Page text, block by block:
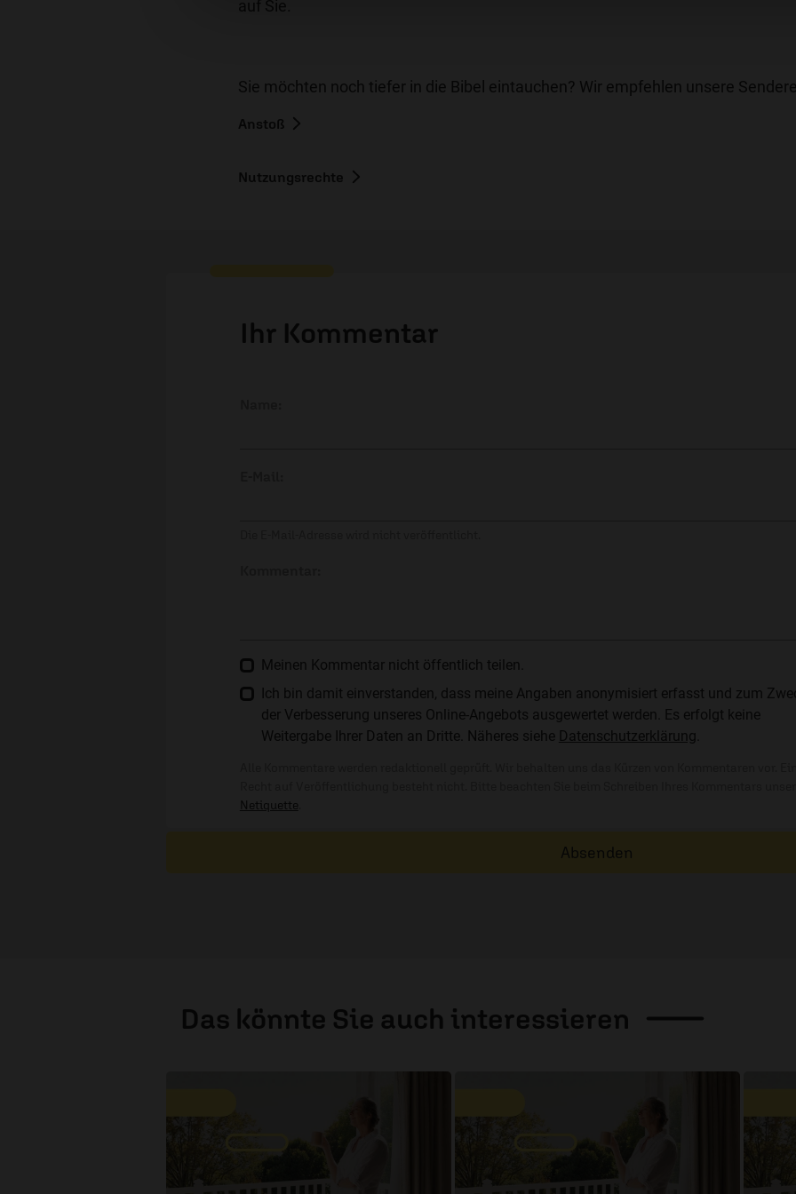
auf Sie.
Sie möchten noch tiefer in die Bibel eintauchen? Wir empfehlen unsere
Anstoß
Nutzungsrechte
Ihr Kommentar
Meinen Kommentar nicht öffentlich teilen.
Ich bin damit einverstanden, dass meine Angaben anonymisiert erfasst und zum
der Verbesserung unseres Online-Angebots ausgewertet werden. Es erfolgt keine
Weitergabe Ihrer Daten an Dritte. Näheres siehe Datenschutzerklärung
Netiquette
Absenden
Das könnte Sie auch interessieren